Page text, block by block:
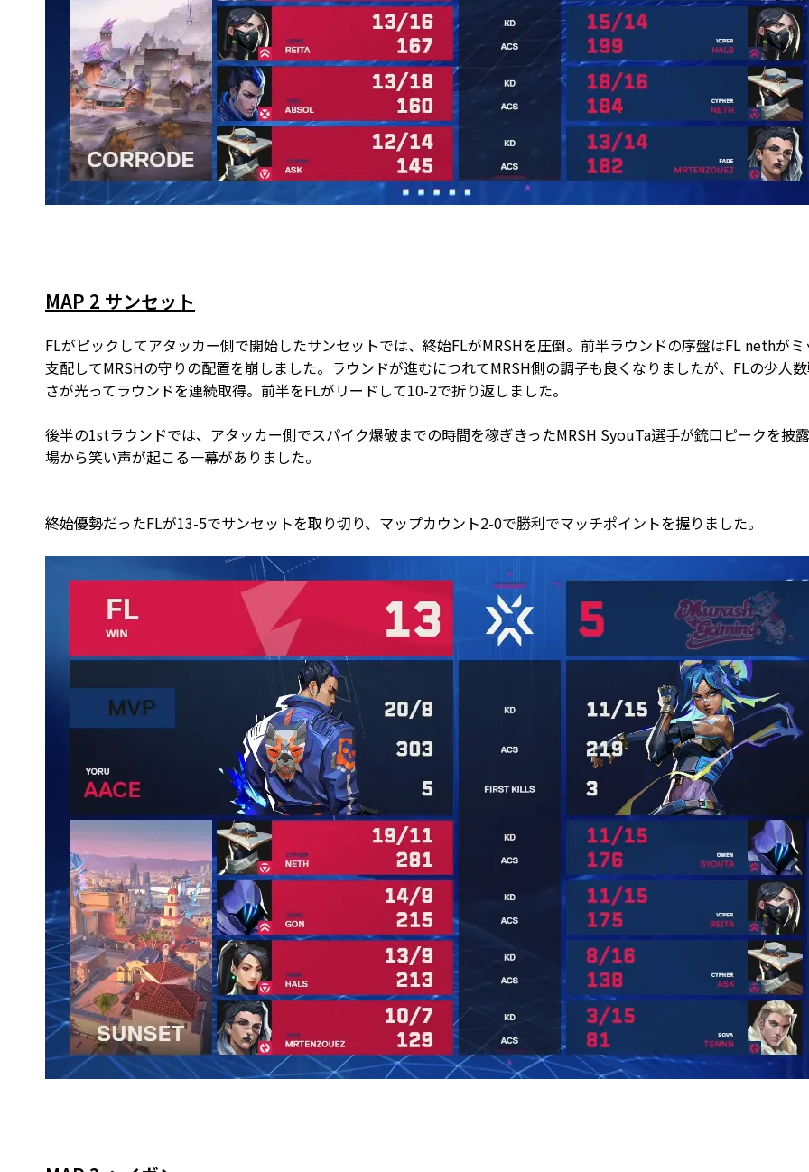
MAP 2 サンセット
FLがピックしてアタッカー側で開始したサンセットでは、終始FLがMRSHを圧倒。前半ラウンドの序盤はFL nethが
支配してMRSHの守りの配置を崩しました。ラウンドが進むにつれてMRSH側の調子も良くなりましたが、FLの少人
さが光ってラウンドを連続取得。前半をFLがリードして10-2で折り返しました。
後半の1stラウンドでは、アタッカー側でスパイク爆破までの時間を稼ぎきったMRSH SyouTa選手が銃口ピークを披
場から笑い声が起こる一幕がありました。
終始優勢だったFLが13-5でサンセットを取り切り、マップカウント2-0で勝利でマッチポイントを握りました。